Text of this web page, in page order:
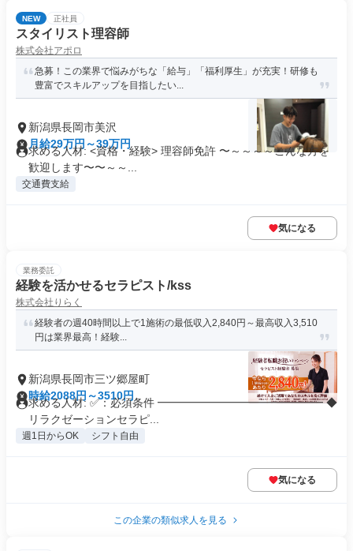
NEW 正社員
スタイリスト理容師
株式会社アポロ
急募！この業界で悩みがちな「給与」「福利厚生」が充実！研修も
豊富でスキルアップを目指したい...
新潟県長岡市美沢
月給29万円～39万円
求める人材: <資格・経験> 理容師免許 〜～～～～こんな方を
歓迎します〜〜～～...
交通費支給
気になる
業務委託
経験を活かせるセラピスト/kss
株式会社りらく
経験者の週40時間以上で1施術の最低収入2,840円～最高収入3,510
円は業界最高！経験...
新潟県長岡市三ツ郷屋町
時給2088円～3510円
求める人材: ✅：必須条件 ━━━━━━━━━━━━━━━ ◆
リラクゼーションセラピ...
週1日からOK シフト自由
気になる
この企業の類似求人を見る